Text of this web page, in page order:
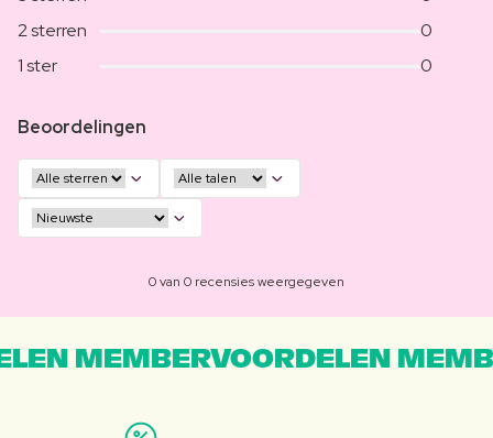
2 sterren
0
1 ster
0
Beoordelingen
0 van 0 recensies weergegeven
MEMBERVOORDELEN